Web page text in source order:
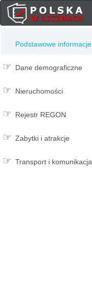
Podstawowe informacje
Dane demograficzne
Nieruchomości
Rejestr REGON
Zabytki i atrakcje
Transport i komunikacja